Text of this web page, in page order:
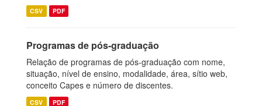
CSV PDF
Programas de pós-graduação
Relação de programas de pós-graduação com nome,
situação, nível de ensino, modalidade, área, sítio web,
conceito Capes e número de discentes.
CSV PDF